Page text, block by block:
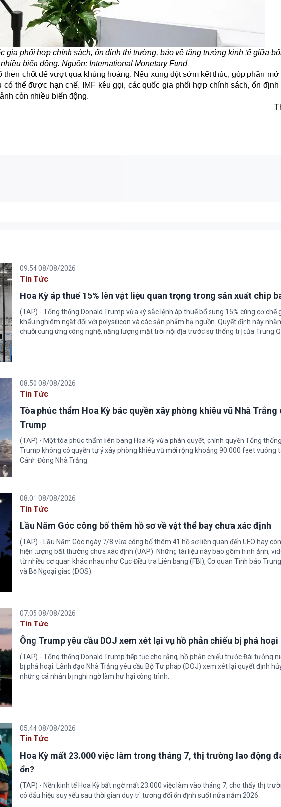
gia phối hợp chính sách, ổn định thị trường, bảo vệ tăng trưởng kinh tế giữa
nhiều biến động. Nguồn: International Monetary Fund
then chốt để vượt qua khủng hoảng. Nếu xung đột sớm kết thúc, góp phần
có thể được hạn chế. IMF kêu gọi, các quốc gia phối hợp chính sách, ổn
còn nhiều biến động.
09:54 08/08/2026
Tin Tức
Hoa Kỳ áp thuế 15% lên vật liệu quan trọng trong sản xuất chip
(TAP) - Tổng thống Donald Trump vừa ký sắc lệnh áp thuế bổ sung 15% cùng cơ chế
khẩu nghiêm ngặt đối với polysilicon và các sản phẩm hạ nguồn. Quyết định này
chuỗi cung ứng công nghệ, năng lượng mặt trời nội địa trước sự thống trị của Trung
08:50 08/08/2026
Tin Tức
Tòa phúc thẩm Hoa Kỳ bác quyền xây phòng khiêu vũ Nhà Trắng
Trump
(TAP) - Một tòa phúc thẩm liên bang Hoa Kỳ vừa phán quyết, chính quyền Tổng
Trump không có quyền tự ý xây phòng khiêu vũ mới rộng khoảng 90.000 feet vuông
Cánh Đông Nhà Trắng.
08:01 08/08/2026
Tin Tức
Lầu Năm Góc công bố thêm hồ sơ về vật thể bay chưa xác định
(TAP) - Lầu Năm Góc ngày 7/8 vừa công bố thêm 41 hồ sơ liên quan đến UFO hay
hiện tượng bất thường chưa xác định (UAP). Những tài liệu này bao gồm hình ảnh,
từ nhiều cơ quan khác nhau như Cục Điều tra Liên bang (FBI), Cơ quan Tình báo
và Bộ Ngoại giao (DOS).
07:05 08/08/2026
Tin Tức
Ông Trump yêu cầu DOJ xem xét lại vụ hồ phản chiếu bị phá hoại
(TAP) - Tổng thống Donald Trump tiếp tục cho rằng, hồ phản chiếu trước Đài tưởng
bị phá hoại. Lãnh đạo Nhà Trắng yêu cầu Bộ Tư pháp (DOJ) xem xét lại quyết định
những cá nhân bị nghi ngờ làm hư hại công trình.
05:44 08/08/2026
Tin Tức
Hoa Kỳ mất 23.000 việc làm trong tháng 7, thị trường lao động
ổn?
(TAP) - Nền kinh tế Hoa Kỳ bất ngờ mất 23.000 việc làm vào tháng 7, cho thấy thị
có dấu hiệu suy yếu sau thời gian duy trì tương đối ổn định suốt nửa năm 2026.